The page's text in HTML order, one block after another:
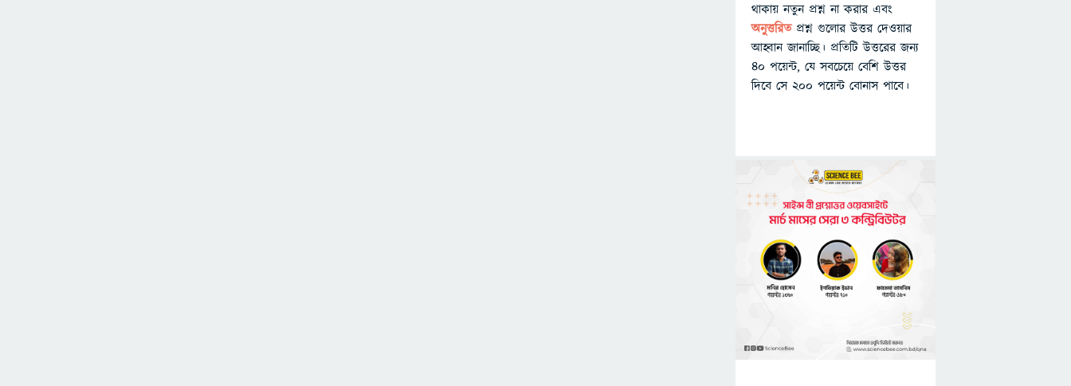
থাকায় নতুন প্রশ্ন না করার এবং
অনুত্তরিত প্রশ্ন গুলোর উত্তর দেওয়ার
আহ্বান জানাচ্ছি। প্রতিটি উত্তরের জন্য
৪০ পয়েন্ট, যে সবচেয়ে বেশি উত্তর
দিবে সে ২০০ পয়েন্ট বোনাস পাবে।